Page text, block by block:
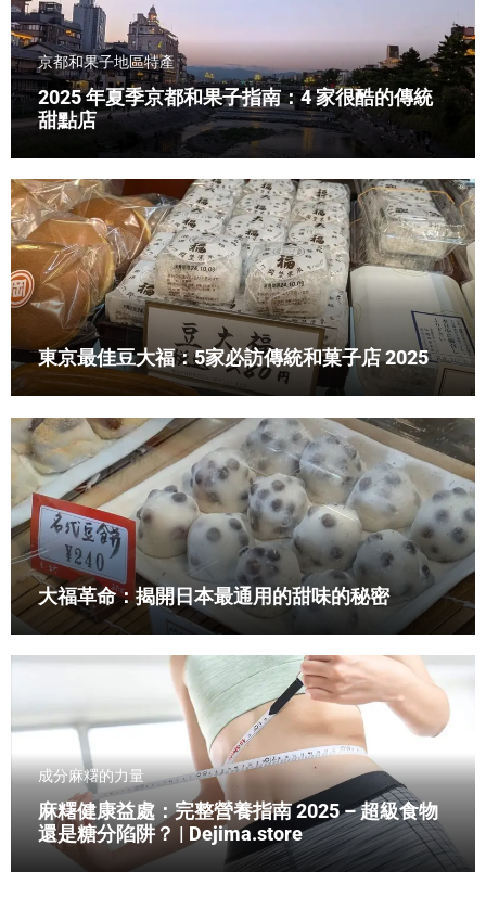
京都和果子地區特產
2025 年夏季京都和果子指南：4 家很酷的傳統
甜點店
東京最佳豆大福：5家必訪傳統和菓子店 2025
大福革命：揭開日本最通用的甜味的秘密
成分麻糬的力量
麻糬健康益處：完整營養指南 2025 – 超級食物
還是糖分陷阱？ | Dejima.store